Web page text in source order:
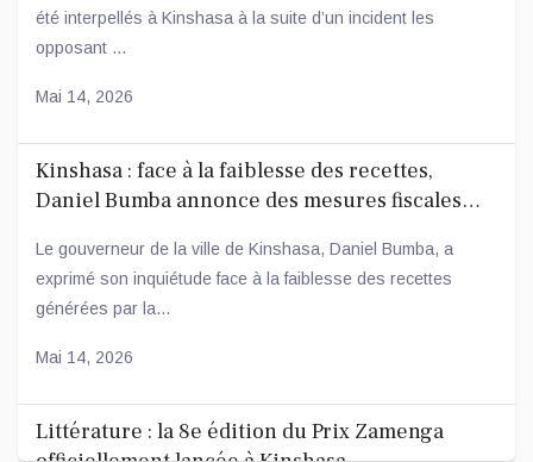
été interpellés à Kinshasa à la suite d’un incident les
opposant ...
Mai 14, 2026
Kinshasa : face à la faiblesse des recettes,
Daniel Bumba annonce des mesures fiscales
Le gouverneur de la ville de Kinshasa, Daniel Bumba, a
exprimé son inquiétude face à la faiblesse des recettes
générées par la...
Mai 14, 2026
Littérature : la 8e édition du Prix Zamenga